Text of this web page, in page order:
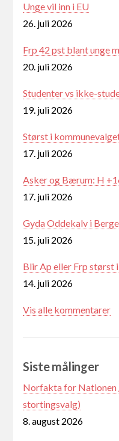
Unge vil inn i EU
26. juli 2026
Frp 42 pst blant unge
20. juli 2026
Studenter vs ikke-
19. juli 2026
Størst i
17. juli 2026
Asker og Bærum: H
17. juli 2026
Gyda Oddekalv i
15. juli 2026
Blir Ap eller Frp størst
14. juli 2026
Vis alle kommentarer
Siste målinger
Norfakta for Nationen
stortingsvalg)
8. august 2026